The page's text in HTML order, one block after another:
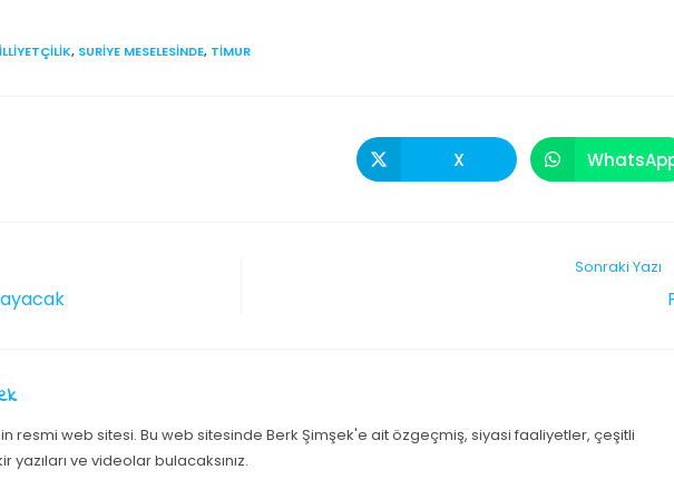
, SURIYE MESELESINDE, TIMUR
X
Sonraki Yazı
resmi web sitesi. Bu web sitesinde Berk Şimşek'e ait özgeçmiş, siyasi faaliyetler, çeşitli
yazıları ve videolar bulacaksınız.